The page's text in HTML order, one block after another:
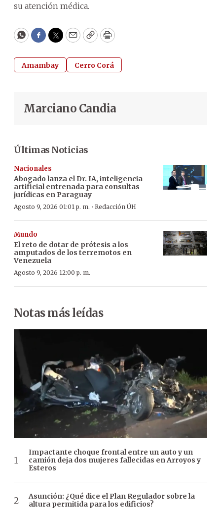
su atención médica.
WhatsApp
Facebook
Twitter
EmailCopyPrint
Amambay Cerro Corá
Marciano Candia
Últimas Noticias
Nacionales
Abogado lanza el Dr. IA, inteligencia
artificial entrenada para consultas
jurídicas en Paraguay
Agosto 9, 2026 01:01 p. m. · Redacción ÚH
Mundo
El reto de dotar de prótesis a los
amputados de los terremotos en
Venezuela
Agosto 9, 2026 12:00 p. m.
Notas más leídas
Impactante choque frontal entre un auto y un
camión deja dos mujeres fallecidas en Arroyos y
Esteros
Asunción: ¿Qué dice el Plan Regulador sobre la
altura permitida para los edificios?